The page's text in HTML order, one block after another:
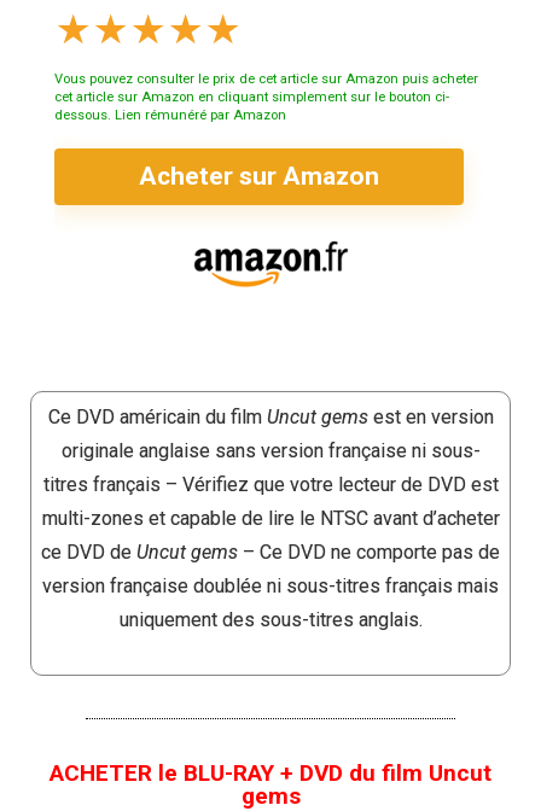
★★★★★
Vous pouvez consulter le prix de cet article sur Amazon puis acheter
cet article sur Amazon en cliquant simplement sur le bouton ci-
dessous. Lien rémunéré par Amazon
Acheter sur Amazon
Ce DVD américain du film Uncut gemsest en version
originale anglaise sans version française ni sous-
titres français – Vérifiez que votre lecteur de DVD est
multi-zones et capable de lire le NTSC avant d’acheter
ce DVD de Uncut gems – Ce DVD ne comporte pas de
version française doublée ni sous-titres français mais
uniquement des sous-titres anglais.
ACHETER le BLU-RAY + DVD du film Uncut
gems